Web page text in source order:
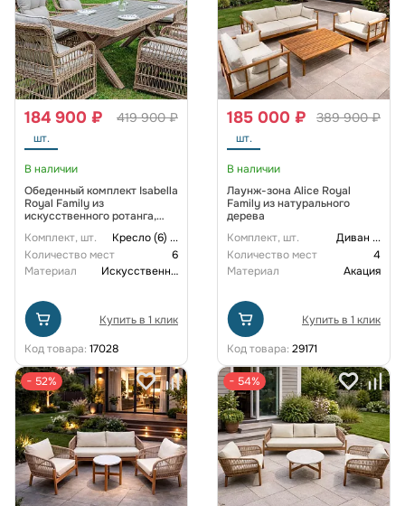
419 900 ₽
184 900 ₽
шт.
В наличии
Обеденный комплект Isabella
Royal Family из
искусственного ротанга,
Комплект, шт. Кресло (6) ...
Количество мест
6
Материал
Искусственный ротанг
Купить в 1 клик
Код товара: 17028
389 900 ₽
185 000 ₽
шт.
В наличии
Лаунж-зона Alice Royal
Family из натурального
дерева
Комплект, шт.
Диван ...
Количество мест
4
Материал
Акация
Купить в 1 клик
Код товара: 29171
− 52% − 54%